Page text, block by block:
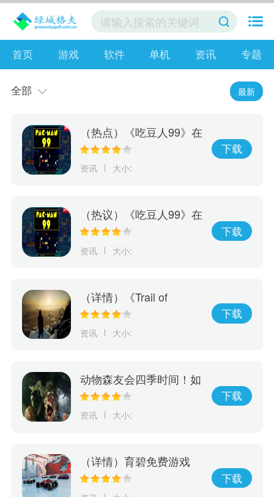
首页 游戏 软件 单机 资讯 专题
全部 最新
（热点）《吃豆人99》在
线游戏服务将于10月8日
资讯 大小:
下载
（热议）《吃豆人99》在
线游戏服务将于10月8日
资讯 大小:
下载
（详情）《Trail of
Ayash》抢先体验游戏上
决定部族未来命运
资讯 大小:
下载
动物森友会四季时间！如
何利用游戏进行学习，玩
化！
资讯 大小:
下载
（详情）育碧免费游戏
《赛道狂飙》5月15日登
下载